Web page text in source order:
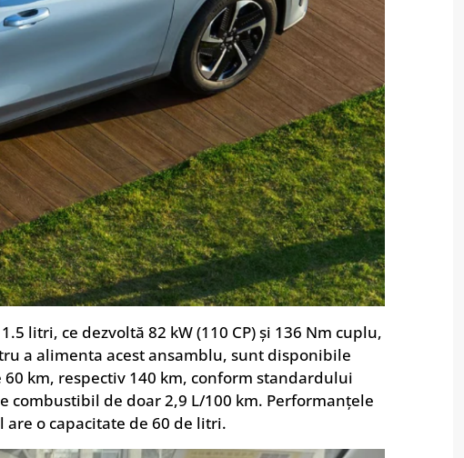
litri, ce dezvoltă 82 kW (110 CP) și 136 Nm cuplu,
a alimenta acest ansamblu, sunt disponibile
km, respectiv 140 km, conform standardului
combustibil de doar 2,9 L/100 km. Performanțele
o capacitate de 60 de litri.